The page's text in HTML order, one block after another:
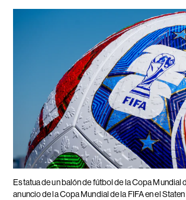
Estatua de un balón de fútbol de la Copa Mundial
anuncio de la Copa Mundial de la FIFA en el